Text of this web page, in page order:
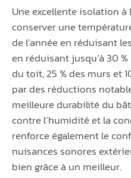
Une excellente isolation
conserver une
de l’année en réduisant
en réduisant jusqu’à 30
du toit, 25 % des murs et
par des réductions
meilleure durabilité du
contre l’humidité et la
renforce également le
nuisances sonores
bien grâce à un meilleur.